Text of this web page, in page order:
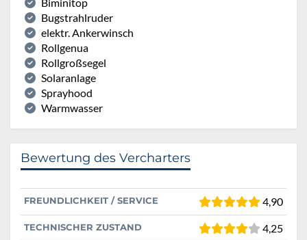
Bugstrahlruder
elektr. Ankerwinsch
Rollgenua
Rollgroßsegel
Solaranlage
Sprayhood
Warmwasser
Bewertung des Vercharters
FREUNDLICHKEIT / SERVICE 4,90
TECHNISCHER ZUSTAND 4,25